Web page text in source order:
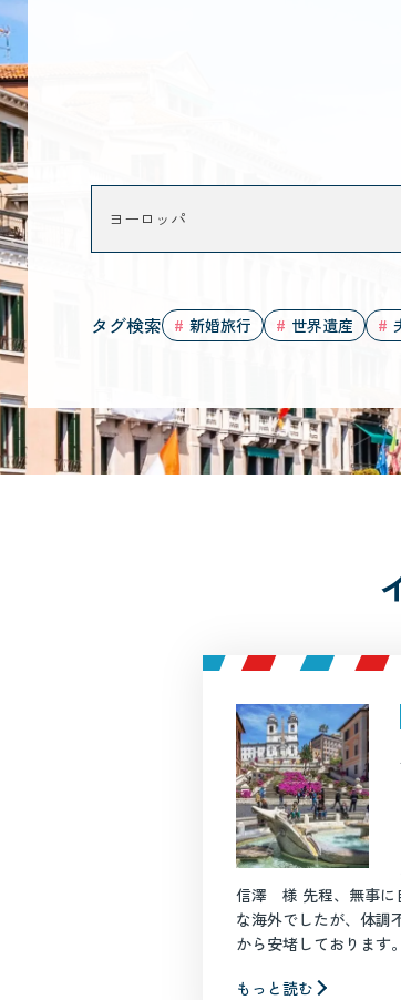
タグ検索 新婚旅行 世界遺産
信澤 様 先程、無事に
な海外でしたが、体調
から安堵しております
もっと読む